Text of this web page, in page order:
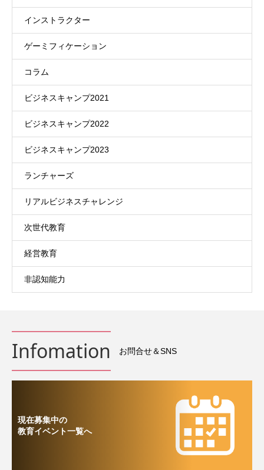
インストラクター
ゲーミフィケーション
コラム
ビジネスキャンプ2021
ビジネスキャンプ2022
ビジネスキャンプ2023
ランチャーズ
リアルビジネスチャレンジ
次世代教育
経営教育
非認知能力
Infomation お問合せ＆SNS
現在募集中の
教育イベント一覧へ